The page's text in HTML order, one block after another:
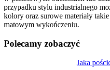
przypadku stylu industrialnego
kolory oraz surowe materiały
matowym wykończeniu.
Polecamy zobaczyć
Jaka